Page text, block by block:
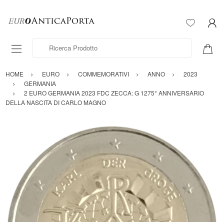
Ricerca Prodotto
HOME EURO COMMEMORATIVI ANNO
2023
GERMANIA
2 EURO GERMANIA 2023 FDC ZECCA: G 1275° ANNIVERSARIO
DELLA NASCITA DI CARLO MAGNO